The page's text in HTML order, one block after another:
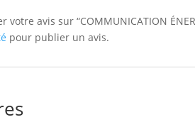
avis sur “COMMUNICATION
pour publier un avis.